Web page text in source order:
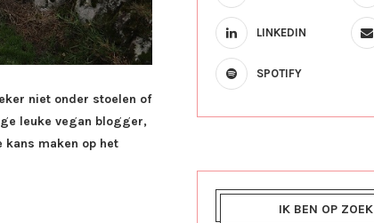
niet onder stoelen of
leuke vegan blogger,
kans maken op het
LINKEDIN
SPOTIFY
IK BEN OP